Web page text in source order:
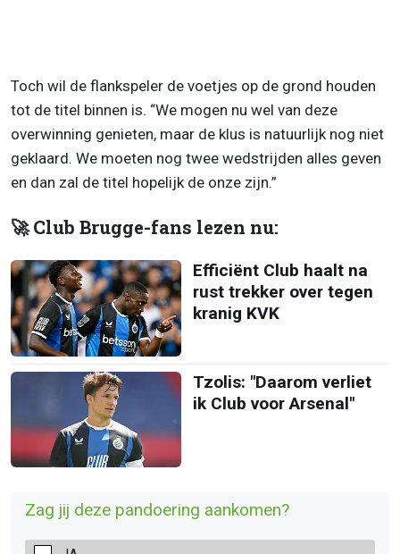
Toch wil de flankspeler de voetjes op de grond houden
tot de titel binnen is. “We mogen nu wel van deze
overwinning genieten, maar de klus is natuurlijk nog niet
geklaard. We moeten nog twee wedstrijden alles geven
en dan zal de titel hopelijk de onze zijn.”
🚀 Club Brugge-fans lezen nu:
Efficiënt Club haalt na
rust trekker over tegen
kranig KVK
Tzolis: "Daarom verliet
ik Club voor Arsenal"
Zag jij deze pandoering aankomen?